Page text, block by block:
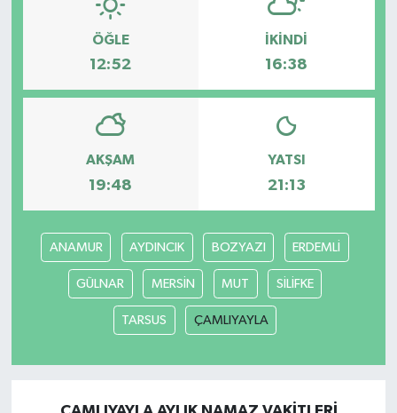
ÖĞLE
12:52
İKINDI
16:38
AKŞAM
19:48
YATSI
21:13
ANAMUR AYDINCIK BOZYAZI ERDEMLİ
GÜLNAR MERSİN MUT SİLİFKE
TARSUS ÇAMLIYAYLA